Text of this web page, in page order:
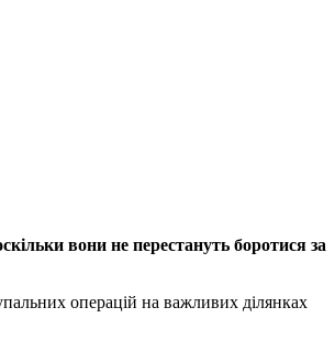
вони не перестануть боротися за
операцій на важливих ділянках